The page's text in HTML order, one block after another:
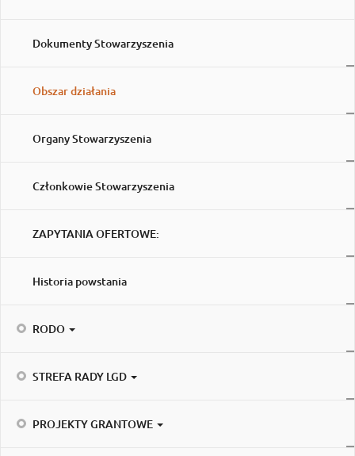
Dokumenty Stowarzyszenia
Obszar działania
Organy Stowarzyszenia
Członkowie Stowarzyszenia
ZAPYTANIA OFERTOWE:
Historia powstania
RODO
STREFA RADY LGD
PROJEKTY GRANTOWE